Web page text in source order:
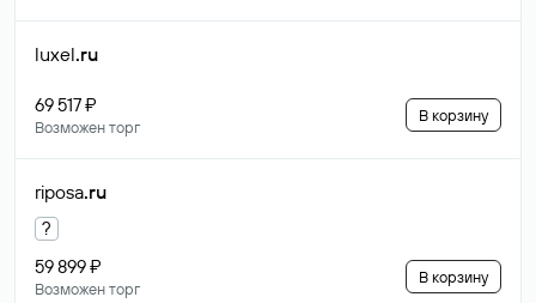
luxel.ru
69 517 ₽
Возможен торг
В корзину
riposa.ru
?
59 899 ₽
Возможен торг
В корзину